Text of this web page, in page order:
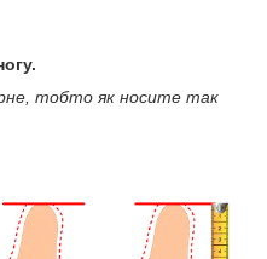
тобто як носите так